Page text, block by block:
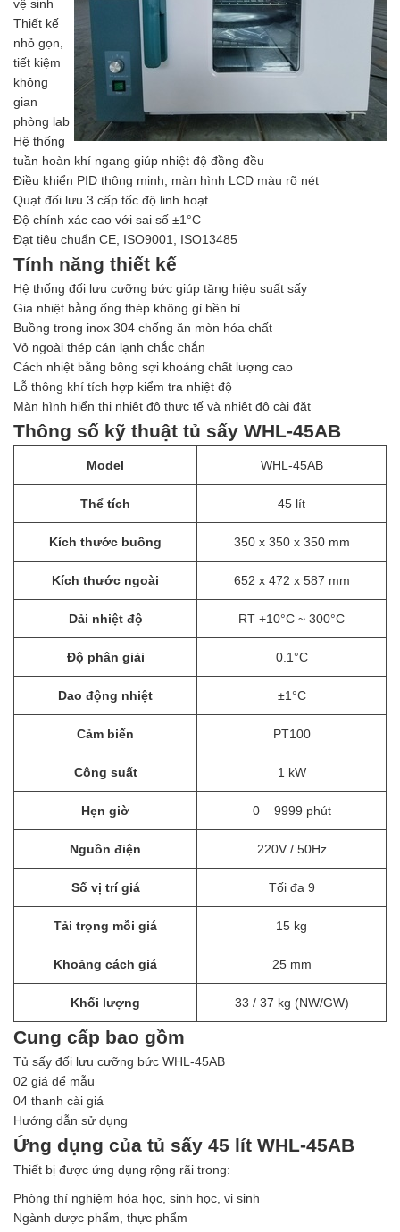
vệ sinh
Thiết kế
nhỏ gọn,
tiết kiệm
không
gian
phòng lab
Hệ thống
tuần hoàn khí ngang giúp nhiệt độ đồng đều
Điều khiển PID thông minh, màn hình LCD màu rõ nét
Quạt đối lưu 3 cấp tốc độ linh hoạt
Độ chính xác cao với sai số ±1°C
Đạt tiêu chuẩn CE, ISO9001, ISO13485
Tính năng thiết kế
Hệ thống đối lưu cưỡng bức giúp tăng hiệu suất sấy
Gia nhiệt bằng ống thép không gỉ bền bỉ
Buồng trong inox 304 chống ăn mòn hóa chất
Vỏ ngoài thép cán lạnh chắc chắn
Cách nhiệt bằng bông sợi khoáng chất lượng cao
Lỗ thông khí tích hợp kiểm tra nhiệt độ
Màn hình hiển thị nhiệt độ thực tế và nhiệt độ cài đặt
Thông số kỹ thuật tủ sấy WHL-45AB
Model WHL-45AB
Thể tích 45 lít
Kích thước buồng 350 x 350 x 350 mm
Kích thước ngoài 652 x 472 x 587 mm
Dải nhiệt độ RT +10°C ~ 300°C
Độ phân giải 0.1°C
Dao động nhiệt ±1°C
Cảm biến PT100
Công suất 1 kW
Hẹn giờ 0 – 9999 phút
Nguồn điện 220V / 50Hz
Số vị trí giá Tối đa 9
Tải trọng mỗi giá 15 kg
Khoảng cách giá 25 mm
Khối lượng 33 / 37 kg (NW/GW)
Cung cấp bao gồm
Tủ sấy đối lưu cưỡng bức WHL-45AB
02 giá để mẫu
04 thanh cài giá
Hướng dẫn sử dụng
Ứng dụng của tủ sấy 45 lít WHL-45AB
Thiết bị được ứng dụng rộng rãi trong:
Phòng thí nghiệm hóa học, sinh học, vi sinh
Ngành dược phẩm, thực phẩm